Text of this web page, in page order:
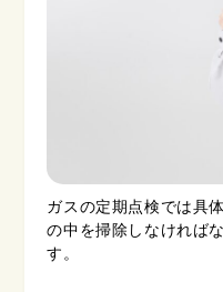
ガスの定期点検では具
の中を掃除しなければ
す。